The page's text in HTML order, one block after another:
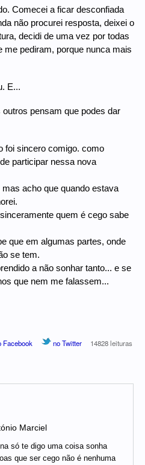
Comecei a ficar desconfiada
não procurei resposta, deixei o
decidi de uma vez por todas
me pediram, porque nunca mais
E...
pensam que podes dar
foi sincero comigo. como
participar nessa nova
acho que quando estava
quem é cego sabe
que em algumas partes, onde
se tem.
a não sonhar tanto... e se
que nem me falassem...
Facebook no Twitter 14828 leituras
Marciel
só te digo uma coisa sonha
que ser cego não é nenhuma